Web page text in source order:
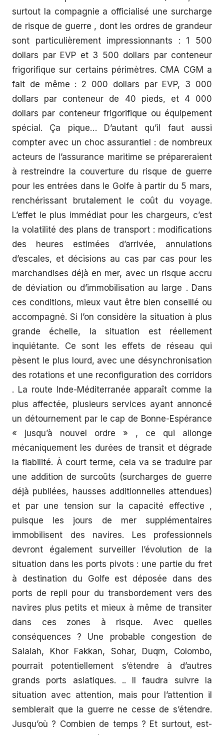
surtout la compagnie a officialisé une surcharge
de risque de guerre , dont les ordres de grandeur
sont particulièrement impressionnants : 1 500
dollars par EVP et 3 500 dollars par conteneur
frigorifique sur certains périmètres. CMA CGM a
fait de même : 2 000 dollars par EVP, 3 000
dollars par conteneur de 40 pieds, et 4 000
dollars par conteneur frigorifique ou équipement
spécial. Ça pique… D’autant qu’il faut aussi
compter avec un choc assurantiel : de nombreux
acteurs de l’assurance maritime se prépareraient
à restreindre la couverture du risque de guerre
pour les entrées dans le Golfe à partir du 5 mars,
renchérissant brutalement le coût du voyage.
L’effet le plus immédiat pour les chargeurs, c’est
la volatilité des plans de transport : modifications
des heures estimées d’arrivée, annulations
d’escales, et décisions au cas par cas pour les
marchandises déjà en mer, avec un risque accru
de déviation ou d’immobilisation au large . Dans
ces conditions, mieux vaut être bien conseillé ou
accompagné. Si l’on considère la situation à plus
grande échelle, la situation est réellement
inquiétante. Ce sont les effets de réseau qui
pèsent le plus lourd, avec une désynchronisation
des rotations et une reconfiguration des corridors
. La route Inde-Méditerranée apparaît comme la
plus affectée, plusieurs services ayant annoncé
un détournement par le cap de Bonne-Espérance
« jusqu’à nouvel ordre » , ce qui allonge
mécaniquement les durées de transit et dégrade
la fiabilité. À court terme, cela va se traduire par
une addition de surcoûts (surcharges de guerre
déjà publiées, hausses additionnelles attendues)
et par une tension sur la capacité effective ,
puisque les jours de mer supplémentaires
immobilisent des navires. Les professionnels
devront également surveiller l’évolution de la
situation dans les ports pivots : une partie du fret
à destination du Golfe est déposée dans des
ports de repli pour du transbordement vers des
navires plus petits et mieux à même de transiter
dans ces zones à risque. Avec quelles
conséquences ? Une probable congestion de
Salalah, Khor Fakkan, Sohar, Duqm, Colombo,
pourrait potentiellement s’étendre à d’autres
grands ports asiatiques. .. Il faudra suivre la
situation avec attention, mais pour l’attention il
semblerait que la guerre ne cesse de s’étendre.
Jusqu’où ? Combien de temps ? Et surtout, est-